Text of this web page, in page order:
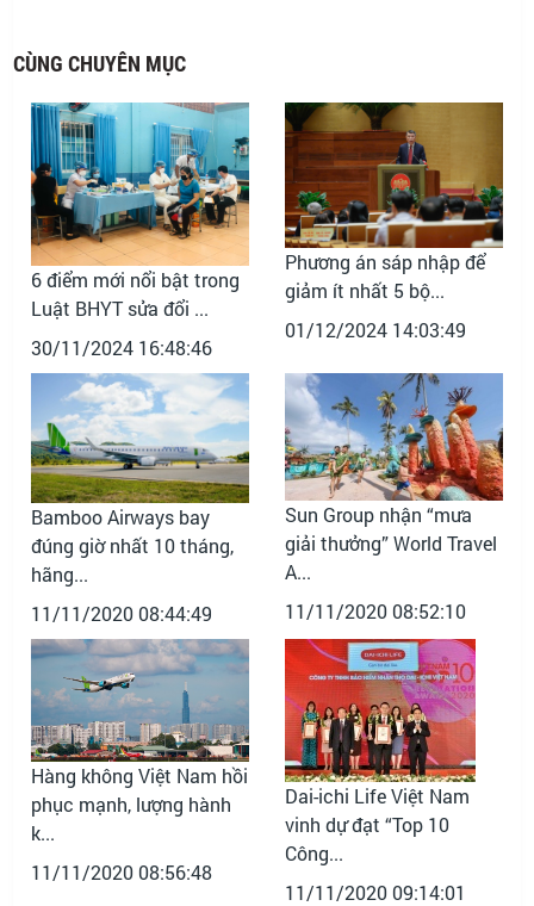
CÙNG CHUYÊN MỤC
6 điểm mới nổi bật trong
Luật BHYT sửa đổi ...
30/11/2024 16:48:46
Phương án sáp nhập để
giảm ít nhất 5 bộ...
01/12/2024 14:03:49
Bamboo Airways bay
đúng giờ nhất 10 tháng,
hãng...
11/11/2020 08:44:49
Sun Group nhận “mưa
giải thưởng” World Travel
A...
11/11/2020 08:52:10
Hàng không Việt Nam hồi
phục mạnh, lượng hành
k...
11/11/2020 08:56:48
Dai-ichi Life Việt Nam
vinh dự đạt “Top 10
Công...
11/11/2020 09:14:01